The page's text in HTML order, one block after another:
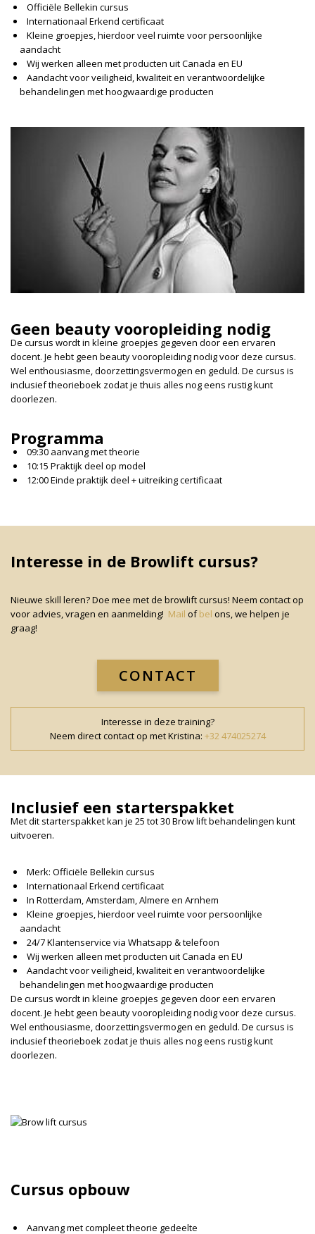
Officiële Bellekin cursus
Internationaal Erkend certificaat
Kleine groepjes, hierdoor veel ruimte voor persoonlijke
aandacht
Wij werken alleen met producten uit Canada en EU
Aandacht voor veiligheid, kwaliteit en verantwoordelijke
behandelingen met hoogwaardige producten
Geen beauty vooropleiding nodig
De cursus wordt in kleine groepjes gegeven door een ervaren
docent. Je hebt geen beauty vooropleiding nodig voor deze cursus.
Wel enthousiasme, doorzettingsvermogen en geduld. De cursus is
inclusief theorieboek zodat je thuis alles nog eens rustig kunt
doorlezen.
Programma
09:30 aanvang met theorie
10:15 Praktijk deel op model
12:00 Einde praktijk deel + uitreiking certificaat
Interesse in de Browlift cursus?
Nieuwe skill leren? Doe mee met de browlift cursus! Neem contact op
voor advies, vragen en aanmelding! Mail ofbel ons, we helpen je
graag!
CONTACT
Interesse in deze training?
Neem direct contact op met Kristina: +32 474025274
Inclusief een starterspakket
Met dit starterspakket kan je 25 tot 30 Brow lift behandelingen kunt
uitvoeren.
Merk: Officiële Bellekin cursus
Internationaal Erkend certificaat
In Rotterdam, Amsterdam, Almere en Arnhem
Kleine groepjes, hierdoor veel ruimte voor persoonlijke
aandacht
24/7 Klantenservice via Whatsapp & telefoon
Wij werken alleen met producten uit Canada en EU
Aandacht voor veiligheid, kwaliteit en verantwoordelijke
behandelingen met hoogwaardige producten
De cursus wordt in kleine groepjes gegeven door een ervaren
docent. Je hebt geen beauty vooropleiding nodig voor deze cursus.
Wel enthousiasme, doorzettingsvermogen en geduld. De cursus is
inclusief theorieboek zodat je thuis alles nog eens rustig kunt
doorlezen.
Cursus opbouw
Aanvang met compleet theorie gedeelte